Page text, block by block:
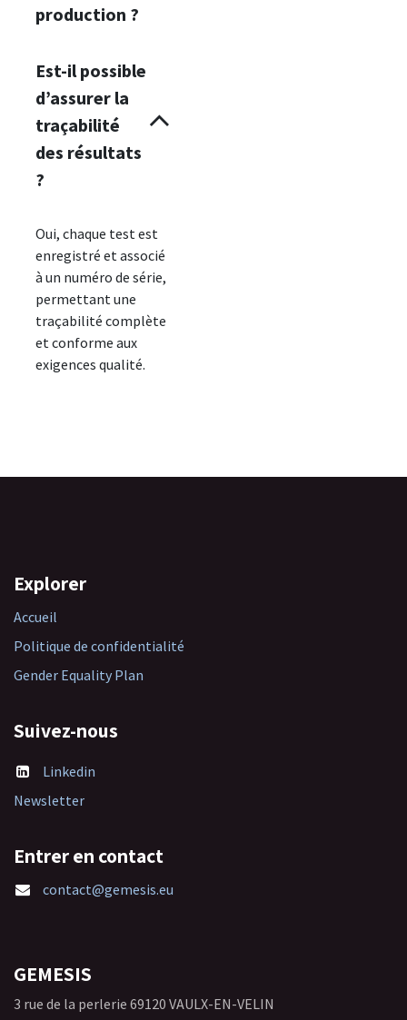
production ?
Est-il possible
d’assurer la
traçabilité
des résultats
?
Oui, chaque test est
enregistré et associé
à un numéro de série,
permettant une
traçabilité complète
et conforme aux
exigences qualité.
Explorer
Accueil
Politique de confidentialité
Gender Equality Plan
Suivez-nous
Linkedin
Newsletter
Entrer en contact
contact@gemesis.eu
GEMESIS
3 rue de la perlerie 69120 VAULX-EN-VELIN